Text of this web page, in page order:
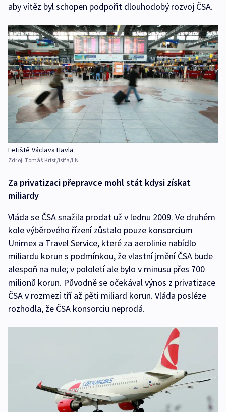
aby vítěz byl schopen podpořit dlouhodobý rozvoj ČSA.
Letiště Václava Havla
Zdroj:Tomáš Krist/isifa/LN
Za privatizaci přepravce mohl stát kdysi získat
miliardy
Vláda se ČSA snažila prodat už v lednu 2009. Ve druhém
kole výběrového řízení zůstalo pouze konsorcium
Unimex a Travel Service, které za aerolinie nabídlo
miliardu korun s podmínkou, že vlastní jmění ČSA bude
alespoň na nule; v pololetí ale bylo v minusu přes 700
milionů korun. Původně se očekával výnos z privatizace
ČSA v rozmezí tří až pěti miliard korun. Vláda posléze
rozhodla, že ČSA konsorciu neprodá.